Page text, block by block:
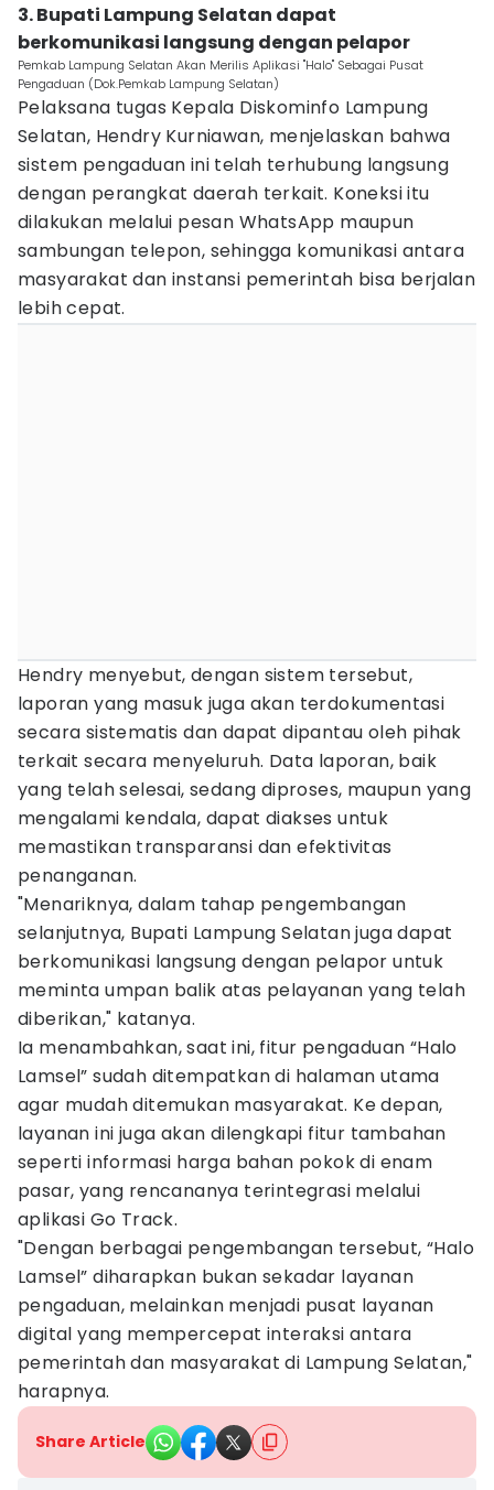
3. Bupati Lampung Selatan dapat
berkomunikasi langsung dengan pelapor
Pemkab Lampung Selatan Akan Merilis Aplikasi "Halo" Sebagai Pusat
Pengaduan (Dok.Pemkab Lampung Selatan)
Pelaksana tugas Kepala Diskominfo Lampung
Selatan, Hendry Kurniawan, menjelaskan bahwa
sistem pengaduan ini telah terhubung langsung
dengan perangkat daerah terkait. Koneksi itu
dilakukan melalui pesan WhatsApp maupun
sambungan telepon, sehingga komunikasi antara
masyarakat dan instansi pemerintah bisa berjalan
lebih cepat.
Hendry menyebut, dengan sistem tersebut,
laporan yang masuk juga akan terdokumentasi
secara sistematis dan dapat dipantau oleh pihak
terkait secara menyeluruh. Data laporan, baik
yang telah selesai, sedang diproses, maupun yang
mengalami kendala, dapat diakses untuk
memastikan transparansi dan efektivitas
penanganan.
"Menariknya, dalam tahap pengembangan
selanjutnya, Bupati Lampung Selatan juga dapat
berkomunikasi langsung dengan pelapor untuk
meminta umpan balik atas pelayanan yang telah
diberikan," katanya.
Ia menambahkan, saat ini, fitur pengaduan “Halo
Lamsel” sudah ditempatkan di halaman utama
agar mudah ditemukan masyarakat. Ke depan,
layanan ini juga akan dilengkapi fitur tambahan
seperti informasi harga bahan pokok di enam
pasar, yang rencananya terintegrasi melalui
aplikasi Go Track.
"Dengan berbagai pengembangan tersebut, “Halo
Lamsel” diharapkan bukan sekadar layanan
pengaduan, melainkan menjadi pusat layanan
digital yang mempercepat interaksi antara
pemerintah dan masyarakat di Lampung Selatan,"
harapnya.
Share Article